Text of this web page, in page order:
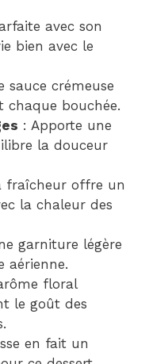
avec son
bien avec le
sauce crémeuse
chaque bouchée.
: Apporte une
la douceur
fraîcheur offre un
la chaleur des
garniture légère
aérienne.
floral
le goût des
en fait un